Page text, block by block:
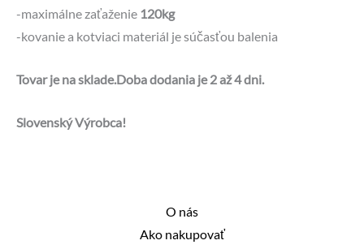
-maximálne zaťaženie 120kg
-kovanie a kotviaci materiál je súčasťou balenia
Tovar je na sklade.Doba dodania je 2 až 4 dni.
Slovenský Výrobca!
O nás
Ako nakupovať